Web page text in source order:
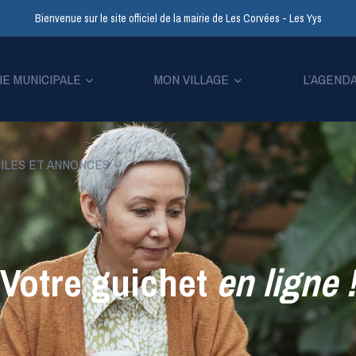
Bienvenue sur le site officiel de la mairie de Les Corvées - Les Yys
MUNICIPALE MON VILLAGE
ET ANNONCES
Votre guicheten ligne!